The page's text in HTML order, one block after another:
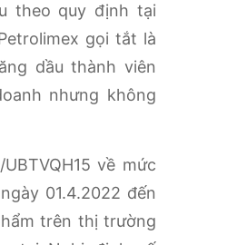
theo quy định tại
gọi tắt là
dầu thành viên
nhưng không
về mức
01.4.2022 đến
trên thị trường